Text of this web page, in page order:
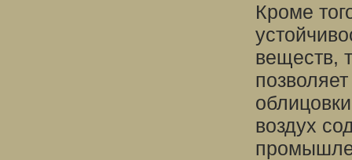
Кроме
веществ,
воздух